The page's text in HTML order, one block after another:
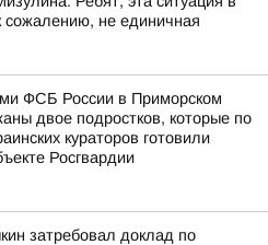
сожалению, не единичная
ФСБ России в Приморском
двое подростков, которые по
кураторов готовили
Росгвардии
затребовал доклад по